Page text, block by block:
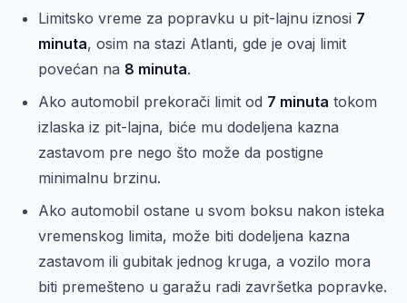
Limitsko vreme za popravku u pit-lajnu iznosi 7
minuta, osim na stazi Atlanti, gde je ovaj limit
povećan na 8 minuta.
Ako automobil prekorači limit od 7 minuta tokom
izlaska iz pit-lajna, biće mu dodeljena kazna
zastavom pre nego što može da postigne
minimalnu brzinu.
Ako automobil ostane u svom boksu nakon isteka
vremenskog limita, može biti dodeljena kazna
zastavom ili gubitak jednog kruga, a vozilo mora
biti premešteno u garažu radi završetka popravke.